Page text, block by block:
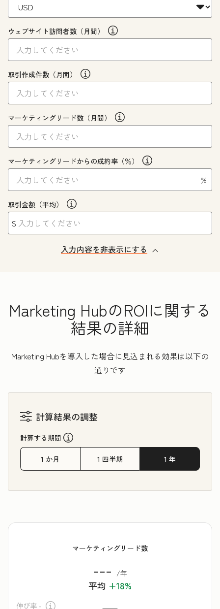
ウェブサイト訪問者数（月間）
取引作成件数（月間）
マーケティングリード数（月間）
マーケティングリードからの成約率（％）
%
取引金額（平均）
$
入力内容を非表示にする
Marketing HubのROIに関する
結果の詳細
Marketing Hubを導入した場合に見込まれる効果は以下の
通りです
計算結果の調整
計算する期間
1 か月 1 四半期 1 年
マーケティングリード数
--- /年
平均 +18%
伸び率 -